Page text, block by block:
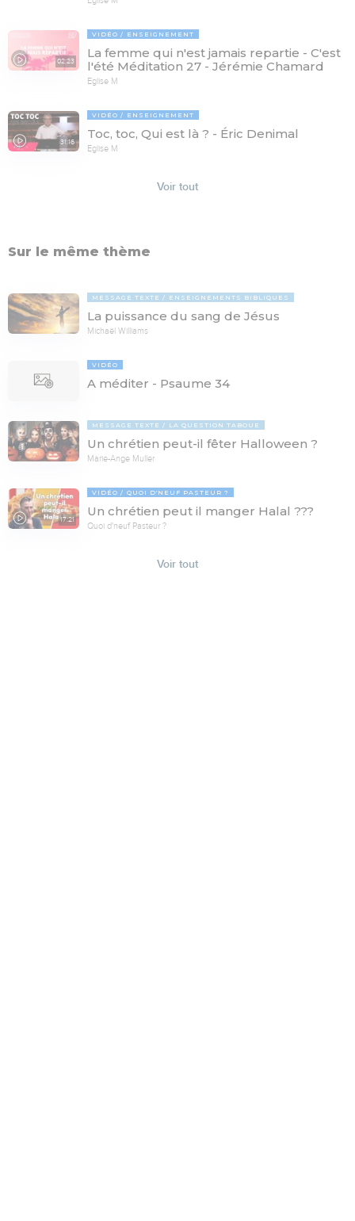
02:23
VIDÉO ENSEIGNEMENT
La femme qui n'est jamais repartie - C'est
l'été Méditation 27 - Jérémie Chamard
Eglise M
31:16
VIDÉO ENSEIGNEMENT
Toc, toc, Qui est là ? - Éric Denimal
Eglise M
Voir tout
Sur le même thème
MESSAGE TEXTE ENSEIGNEMENTS BIBLIQUES
La puissance du sang de Jésus
Michaël Williams
VIDÉO
A méditer - Psaume 34
MESSAGE TEXTE LA QUESTION TABOUE
Un chrétien peut-il fêter Halloween ?
Marie-Ange Muller
17:21
VIDÉO QUOI D'NEUF PASTEUR ?
Un chrétien peut il manger Halal ???
Quoi d'neuf Pasteur ?
Voir tout